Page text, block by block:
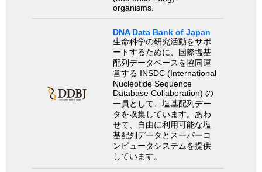
organisms.
DNA Data Bank of Japan
生命科学の研究活動をサポ
ートするために、国際塩基
配列データベースを協同運
営する INSDC (International
Nucleotide Sequence
Database Collaboration) の
一員として、塩基配列デー
タを収集しています。あわ
せて、自由に利用可能な塩
基配列データとスーパーコ
ンピュータシステムを提供
しています。